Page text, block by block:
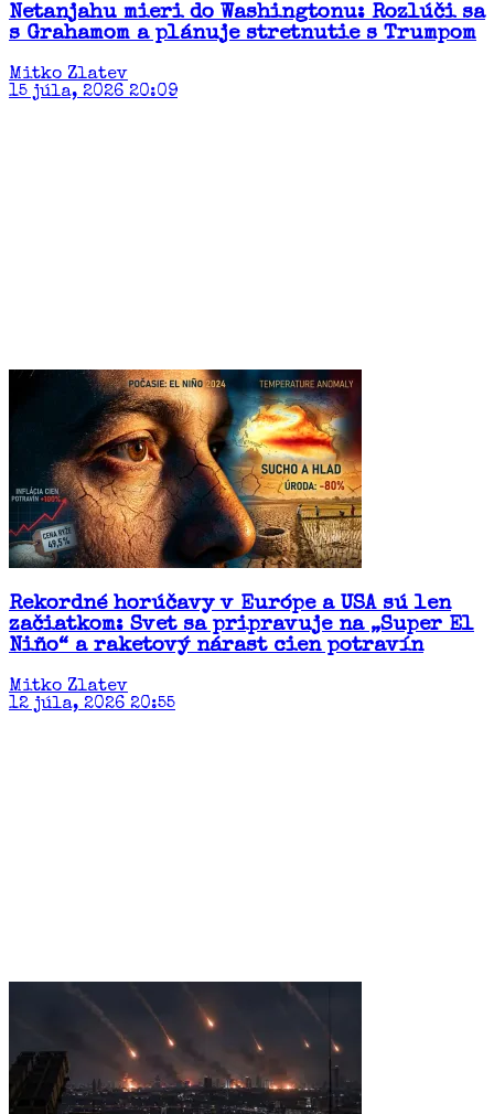
Netanjahu mieri do Washingtonu: Rozlúči sa
s Grahamom a plánuje stretnutie s Trumpom
Mitko Zlatev
15 júla, 2026 20:09
Rekordné horúčavy v Európe a USA sú len
začiatkom: Svet sa pripravuje na „Super El
Niño“ a raketový nárast cien potravín​
Mitko Zlatev
12 júla, 2026 20:55